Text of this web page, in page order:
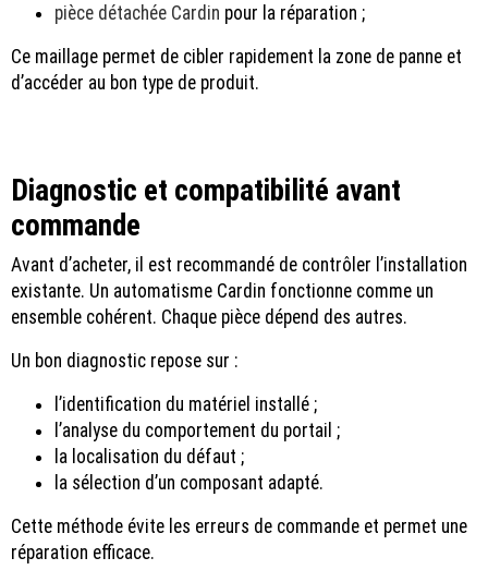
pièce détachée Cardin pour la réparation ;
Ce maillage permet de cibler rapidement la zone de panne et
d’accéder au bon type de produit.
Diagnostic et compatibilité avant
commande
Avant d’acheter, il est recommandé de contrôler l’installation
existante. Un automatisme Cardin fonctionne comme un
ensemble cohérent. Chaque pièce dépend des autres.
Un bon diagnostic repose sur :
l’identification du matériel installé ;
l’analyse du comportement du portail ;
la localisation du défaut ;
la sélection d’un composant adapté.
Cette méthode évite les erreurs de commande et permet une
réparation efficace.